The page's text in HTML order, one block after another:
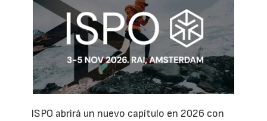
ISPO abrirá un nuevo capítulo en 2026 con